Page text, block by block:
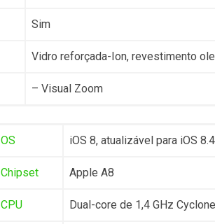
Sim
Vidro reforçada-Ion, revestimento
– Visual Zoom
OS iOS 8, atualizável para iOS 8.4
Chipset Apple A8
CPU Dual-core de 1,4 GHz